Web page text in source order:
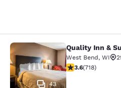
Quality Inn &
43
Quality Inn &
West Bend, WI
calificación de
3.6(718)